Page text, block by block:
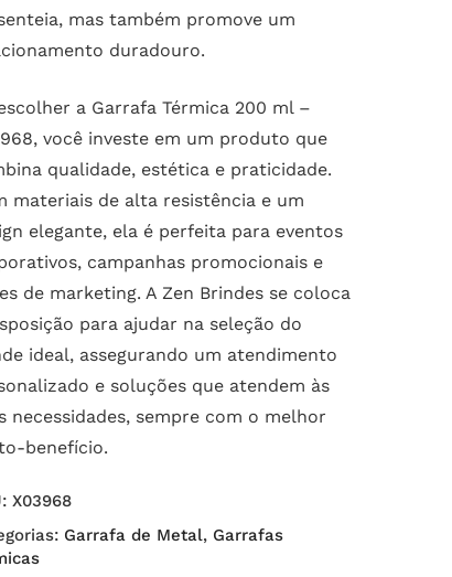
mas também promove um
duradouro.
a Garrafa Térmica 200 ml –
você investe em um produto que
qualidade, estética e praticidade.
materiais de alta resistência e um
elegante, ela é perfeita para eventos
campanhas promocionais e
de marketing. A Zen Brindes se coloca
para ajudar na seleção do
ideal, assegurando um atendimento
e soluções que atendem às
necessidades, sempre com o melhor
benefício.
X03968
Garrafa de Metal, Garrafas